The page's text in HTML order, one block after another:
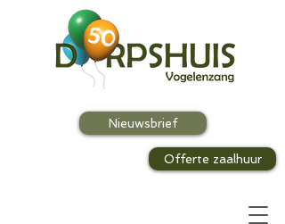
Offerte zaalhuur
Nieuwsbrief